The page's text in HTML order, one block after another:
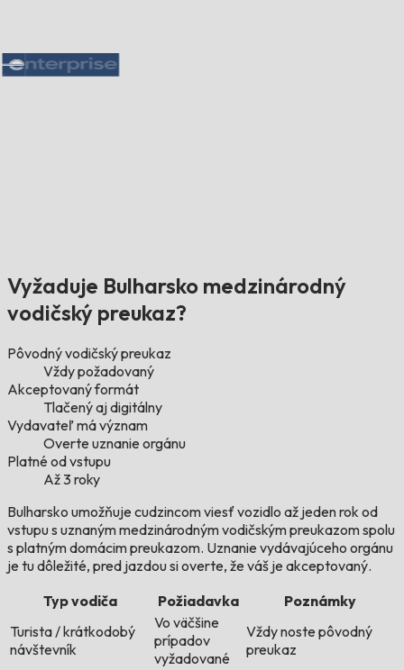
Vyžaduje Bulharsko medzinárodný
vodičský preukaz?
Pôvodný vodičský preukaz
Vždy požadovaný
Akceptovaný formát
Tlačený aj digitálny
Vydavateľ má význam
Overte uznanie orgánu
Platné od vstupu
Až 3 roky
Bulharsko umožňuje cudzincom viesť vozidlo až jeden rok od
vstupu s uznaným medzinárodným vodičským preukazom spolu
s platným domácim preukazom. Uznanie vydávajúceho orgánu
je tu dôležité, pred jazdou si overte, že váš je akceptovaný.
Typ vodiča
Požiadavka
Poznámky
Turista / krátkodobý
návštevník
Vo väčšine
prípadov
vyžadované
Vždy noste pôvodný
preukaz